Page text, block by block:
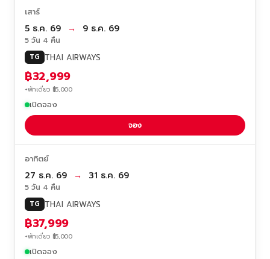
เสาร์
5 ธ.ค. 69 → 9 ธ.ค. 69
5 วัน 4 คืน
TG THAI AIRWAYS
฿32,999
+พักเดี่ยว ฿5,000
เปิดจอง
จอง
อาทิตย์
27 ธ.ค. 69 → 31 ธ.ค. 69
5 วัน 4 คืน
TG THAI AIRWAYS
฿37,999
+พักเดี่ยว ฿5,000
เปิดจอง